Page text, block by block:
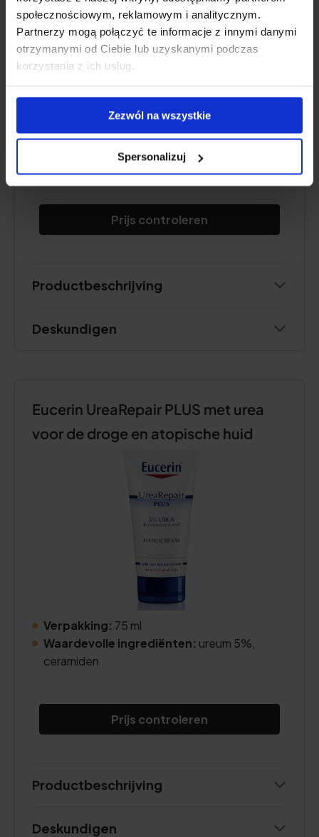
społecznościowym, reklamowym i analitycznym.
Partnerzy mogą połączyć te informacje z innymi danymi
otrzymanymi od Ciebie lub uzyskanymi podczas
korzystania z ich usług.
Zezwól na wszystkie
Spersonalizuj
Verpakking:75 ml
Waardevol ingrediënt:glycerine
Prijs controleren
Productbeschrijving
Deskundigen
Eucerin UreaRepair PLUS met urea
voor de droge en atopische huid
Verpakking: 75 ml
Waardevolle ingrediënten: ureum 5%,
ceramiden
Prijs controleren
Productbeschrijving
Deskundigen